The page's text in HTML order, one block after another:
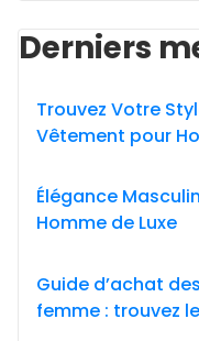
Derniers
Trouvez Votre
Vêtement pour
Élégance
Homme de Luxe
Guide d’achat
femme : trouvez